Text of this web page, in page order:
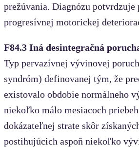
prežúvania. Diagnózu potvrdzuje
progresívnej motorickej
F84.3 Iná desintegračná
Typ pervazívnej vývinovej
syndróm) definovanej tým, že
existovalo obdobie normálneho
niekoľko málo mesiacoch
dokázateľnej strate skôr
postihujúcich aspoň niekoľko